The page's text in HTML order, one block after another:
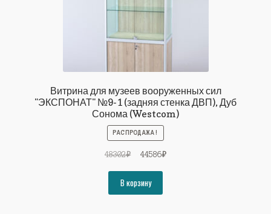
Витрина для музеев вооруженных сил
"ЭКСПОНАТ" №9-1 (задняя стенка ДВП), Дуб
Сонома (Westcom)
РАСПРОДАЖА!
48302₽
Первоначальная
составляла
48302₽.
44586₽Текущая
В корзину